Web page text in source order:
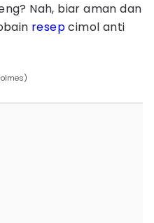
Nah, biar aman dan
resepcimol anti